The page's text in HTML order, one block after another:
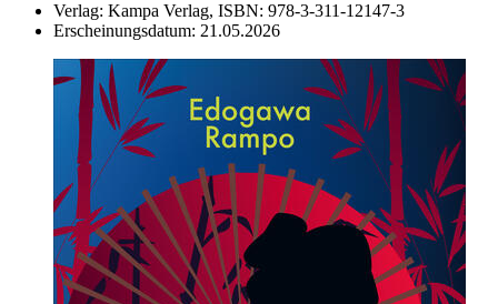
Verlag: Kampa Verlag, ISBN: 978-3-311-12147-3
Erscheinungsdatum: 21.05.2026